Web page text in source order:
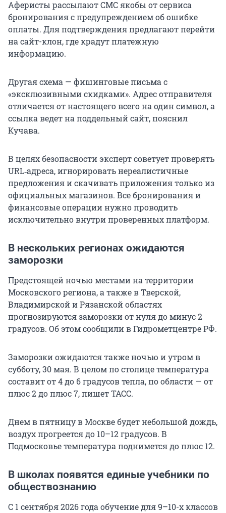
Аферисты рассылают СМС якобы от сервиса
бронирования с предупреждением об ошибке
оплаты. Для подтверждения предлагают перейти
на сайт-клон, где крадут платежную
информацию.
Другая схема — фишинговые письма с
«эксклюзивными скидками». Адрес отправителя
отличается от настоящего всего на один символ, а
ссылка ведет на поддельный сайт, пояснил
Кучава.
В целях безопасности эксперт советует проверять
URL‑адреса, игнорировать нереалистичные
предложения и скачивать приложения только из
официальных магазинов. Все бронирования и
финансовые операции нужно проводить
исключительно внутри проверенных платформ.
В нескольких регионах ожидаются
заморозки
Предстоящей ночью местами на территории
Московского региона, а также в Тверской,
Владимирской и Рязанской областях
прогнозируются заморозки от нуля до минус 2
градусов. Об этом сообщили в Гидрометцентре РФ.
Заморозки ожидаются также ночью и утром в
субботу, 30 мая. В целом по столице температура
составит от 4 до 6 градусов тепла, по области — от
плюс 2 до плюс 7, пишет ТАСС.
Днем в пятницу в Москве будет небольшой дождь,
воздух прогреется до 10–12 градусов. В
Подмосковье температура поднимется до плюс 12.
В школах появятся единые учебники по
обществознанию
С 1 сентября 2026 года обучение для 9–10-х классов